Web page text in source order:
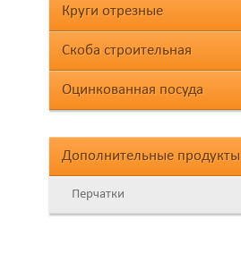
Круги отрезные
Скоба строительная
Оцинкованная посуда
Дополнительные продукты
Перчатки